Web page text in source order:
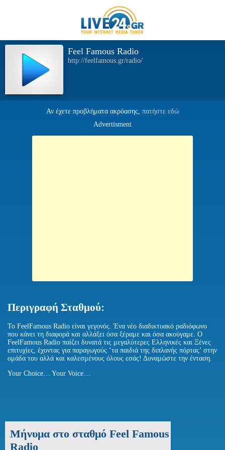
Feel Famous Radio
http://feelfamous.gr/radio/
Αν έχετε προβλήματα ακρόασης, πατήστε εδώ
Advertisment
Περιγραφή Σταθμού:
To FeelFamous Radio είναι γεγονός. Ένα νέο διαδικτυακό ραδιόφωνο
που κάνει τη διαφορά και αλλάξει όσα ξέραμε και όσα ακούγαμε. Ο
FeelFamous Radio παίζει δυνατά τις μεγαλύτερες Ελληνικές και Ξένες
επιτυχίες, έχοντας για παραγωγούς ‘τα παιδιά της διπλανής πόρτας’ στην
ομάδα του αλλά και καλεσμένους όλους εσάς! Δυναμώστε την ένταση.
Your Choice… Your Voice…
Μήνυμα στο σταθμό Feel Famous
Radio